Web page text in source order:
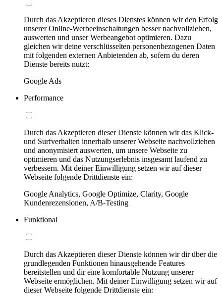
Durch das Akzeptieren dieses Dienstes können wir den Erfolg
unserer Online-Werbeeinschaltungen besser nachvollziehen,
auswerten und unser Werbeangebot optimieren. Dazu
gleichen wir deine verschlüsselten personenbezogenen Daten
mit folgenden externen Anbietenden ab, sofern du deren
Dienste bereits nutzt:
Google Ads
Performance
Durch das Akzeptieren dieser Dienste können wir das Klick-
und Surfverhalten innerhalb unserer Webseite nachvollziehen
und anonymisiert auswerten, um unsere Webseite zu
optimieren und das Nutzungserlebnis insgesamt laufend zu
verbessern. Mit deiner Einwilligung setzen wir auf dieser
Webseite folgende Drittdienste ein:
Google Analytics, Google Optimize, Clarity, Google
Kundenrezensionen, A/B-Testing
Funktional
Durch das Akzeptieren dieser Dienste können wir dir über die
grundlegenden Funktionen hinausgehende Features
bereitstellen und dir eine komfortable Nutzung unserer
Webseite ermöglichen. Mit deiner Einwilligung setzen wir auf
dieser Webseite folgende Drittdienste ein: